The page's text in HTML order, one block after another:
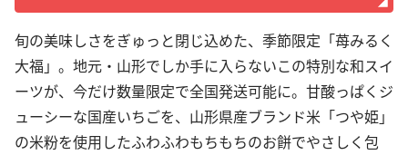
旬の美味しさをぎゅっと閉じ込めた、季節限定「苺みるく
大福」。地元・山形でしか手に入らないこの特別な和スイ
ーツが、今だけ数量限定で全国発送可能に。甘酸っぱくジ
ューシーな国産いちごを、山形県産ブランド米「つや姫」
の米粉を使用したふわふわもちもちのお餅でやさしく包